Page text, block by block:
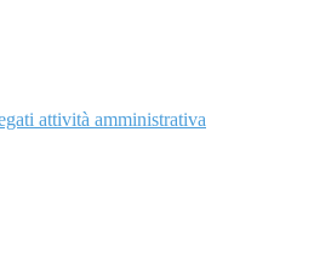
attività amministrativa